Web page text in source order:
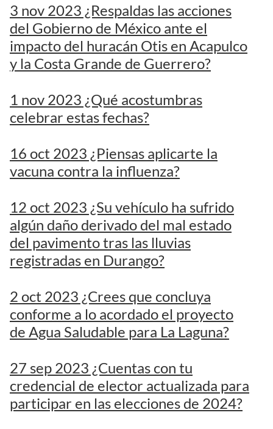
3 nov 2023 ¿Respaldas las acciones
del Gobierno de México ante el
impacto del huracán Otis en Acapulco
y la Costa Grande de Guerrero?
1 nov 2023 ¿Qué acostumbras
celebrar estas fechas?
16 oct 2023 ¿Piensas aplicarte la
vacuna contra la influenza?
12 oct 2023 ¿Su vehículo ha sufrido
algún daño derivado del mal estado
del pavimento tras las lluvias
registradas en Durango?
2 oct 2023 ¿Crees que concluya
conforme a lo acordado el proyecto
de Agua Saludable para La Laguna?
27 sep 2023 ¿Cuentas con tu
credencial de elector actualizada para
participar en las elecciones de 2024?